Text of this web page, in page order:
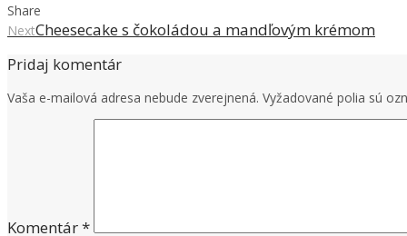
Share
NextCheesecake s čokoládou a mandľovým krémom
Pridaj komentár
Vaša e-mailová adresa nebude zverejnená. Vyžadované polia sú
Komentár*